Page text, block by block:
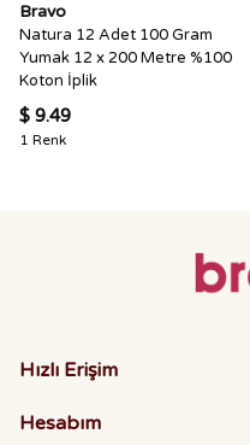
Bravo
Natura 12 Adet 100 Gram
Yumak 12 x 200 Metre %100
Koton İplik
$ 9.49
1 Renk
Hızlı Erişim
Hesabım